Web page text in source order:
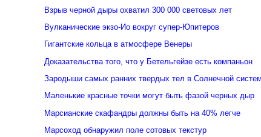
Взрыв черной дыры охватил 300 000 световых лет
Вулканические экзо-Ио вокруг супер-Юпитеров
Гигантские кольца в атмосфере Венеры
Доказательства того, что у Бетельгейзе есть компаньон
Зародыши самых ранних твердых тел в Солнечной
Маленькие красные точки могут быть фазой черных дыр
Марсианские скафандры должны быть на 40% легче
Марсоход обнаружил поле сотовых текстур